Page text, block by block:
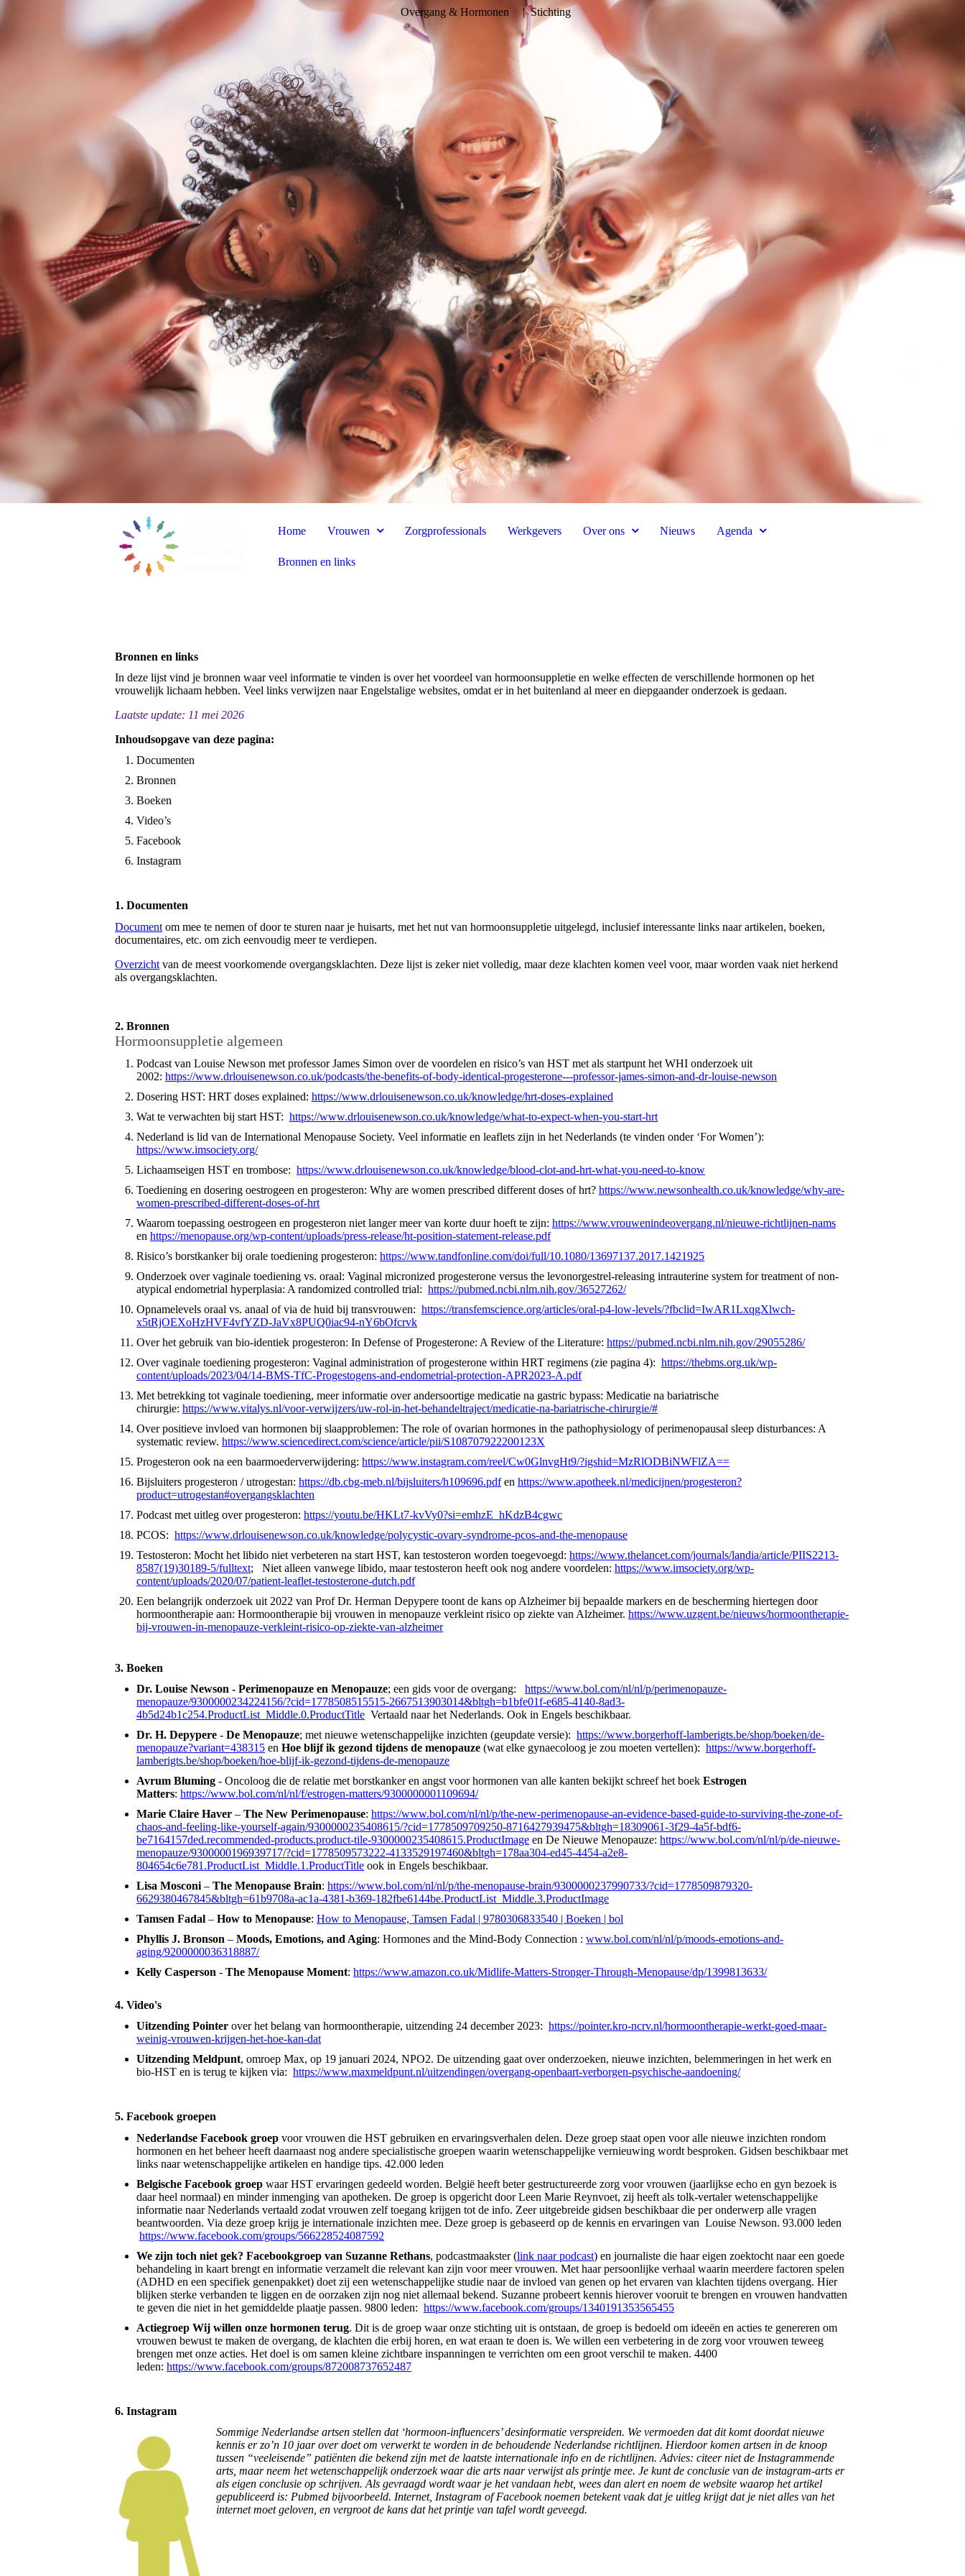
Overgang & Hormonen | Stichting
Home Vrouwen Zorgprofessionals Werkgevers Over ons Nieuws Agenda
Bronnen en links
Bronnen en links
In deze lijst vind je bronnen waar veel informatie te vinden is over het voordeel van hormoonsuppletie en welke effecten de verschillende hormonen op het
vrouwelijk lichaam hebben. Veel links verwijzen naar Engelstalige websites, omdat er in het buitenland al meer en diepgaander onderzoek is gedaan.
Laatste update: 11 mei 2026
Inhoudsopgave van deze pagina:
Documenten
Bronnen
Boeken
Video’s
Facebook
Instagram
1. Documenten
Document om mee te nemen of door te sturen naar je huisarts, met het nut van hormoonsuppletie uitgelegd, inclusief interessante links naar artikelen, boeken,
documentaires, etc. om zich eenvoudig meer te verdiepen.
Overzicht van de meest voorkomende overgangsklachten. Deze lijst is zeker niet volledig, maar deze klachten komen veel voor, maar worden vaak niet herkend
als overgangsklachten.
2. Bronnen
Hormoonsuppletie algemeen
Podcast van Louise Newson met professor James Simon over de voordelen en risico’s van HST met als startpunt het WHI onderzoek uit
2002: https://www.drlouisenewson.co.uk/podcasts/the-benefits-of-body-identical-progesterone---professor-james-simon-and-dr-louise-newson
Dosering HST: HRT doses explained: https://www.drlouisenewson.co.uk/knowledge/hrt-doses-explained
Wat te verwachten bij start HST: https://www.drlouisenewson.co.uk/knowledge/what-to-expect-when-you-start-hrt
Nederland is lid van de International Menopause Society. Veel informatie en leaflets zijn in het Nederlands (te vinden onder ‘For Women’):
https://www.imsociety.org/
Lichaamseigen HST en trombose: https://www.drlouisenewson.co.uk/knowledge/blood-clot-and-hrt-what-you-need-to-know
Toediening en dosering oestrogeen en progesteron: Why are women prescribed different doses of hrt? https://www.newsonhealth.co.uk/knowledge/why-are-
women-prescribed-different-doses-of-hrt
Waarom toepassing oestrogeen en progesteron niet langer meer van korte duur hoeft te zijn: https://www.vrouwenindeovergang.nl/nieuwe-richtlijnen-nams
en https://menopause.org/wp-content/uploads/press-release/ht-position-statement-release.pdf
Risico’s borstkanker bij orale toediening progesteron: https://www.tandfonline.com/doi/full/10.1080/13697137.2017.1421925
Onderzoek over vaginale toediening vs. oraal: Vaginal micronized progesterone versus the levonorgestrel-releasing intrauterine system for treatment of non-
atypical endometrial hyperplasia: A randomized controlled trial: https://pubmed.ncbi.nlm.nih.gov/36527262/
Opnamelevels oraal vs. anaal of via de huid bij transvrouwen: https://transfemscience.org/articles/oral-p4-low-levels/?fbclid=IwAR1LxqgXlwch-
x5tRjOEXoHzHVF4vfYZD-JaVx8PUQ0iac94-nY6bOfcrvk
Over het gebruik van bio-identiek progesteron: In Defense of Progesterone: A Review of the Literature: https://pubmed.ncbi.nlm.nih.gov/29055286/
Over vaginale toediening progesteron: Vaginal administration of progesterone within HRT regimens (zie pagina 4): https://thebms.org.uk/wp-
content/uploads/2023/04/14-BMS-TfC-Progestogens-and-endometrial-protection-APR2023-A.pdf
Met betrekking tot vaginale toediening, meer informatie over andersoortige medicatie na gastric bypass: Medicatie na bariatrische
chirurgie: https://www.vitalys.nl/voor-verwijzers/uw-rol-in-het-behandeltraject/medicatie-na-bariatrische-chirurgie/#
Over positieve invloed van hormonen bij slaapproblemen: The role of ovarian hormones in the pathophysiology of perimenopausal sleep disturbances: A
systematic review. https://www.sciencedirect.com/science/article/pii/S108707922200123X
Progesteron ook na een baarmoederverwijdering: https://www.instagram.com/reel/Cw0GlnvgHt9/?igshid=MzRlODBiNWFlZA==
Bijsluiters progesteron / utrogestan: https://db.cbg-meb.nl/bijsluiters/h109696.pdfen https://www.apotheek.nl/medicijnen/progesteron?
product=utrogestan#overgangsklachten
Podcast met uitleg over progesteron: https://youtu.be/HKLt7-kvVy0?si=emhzE_hKdzB4cgwc
PCOS: https://www.drlouisenewson.co.uk/knowledge/polycystic-ovary-syndrome-pcos-and-the-menopause
Testosteron: Mocht het libido niet verbeteren na start HST, kan testosteron worden toegevoegd: https://www.thelancet.com/journals/landia/article/PIIS2213-
8587(19)30189-5/fulltext; Niet alleen vanwege libido, maar testosteron heeft ook nog andere voordelen: https://www.imsociety.org/wp-
content/uploads/2020/07/patient-leaflet-testosterone-dutch.pdf
Een belangrijk onderzoek uit 2022 van Prof Dr. Herman Depypere toont de kans op Alzheimer bij bepaalde markers en de bescherming hiertegen door
hormoontherapie aan: Hormoontherapie bij vrouwen in menopauze verkleint risico op ziekte van Alzheimer. https://www.uzgent.be/nieuws/hormoontherapie-
bij-vrouwen-in-menopauze-verkleint-risico-op-ziekte-van-alzheimer
3. Boeken
Dr. Louise Newson - Perimenopauze en Menopauze; een gids voor de overgang: https://www.bol.com/nl/nl/p/perimenopauze-
menopauze/9300000234224156/?cid=1778508515515-2667513903014&bltgh=b1bfe01f-e685-4140-8ad3-
4b5d24b1c254.ProductList_Middle.0.ProductTitle Vertaald naar het Nederlands. Ook in Engels beschikbaar.
Dr. H. Depypere - De Menopauze; met nieuwe wetenschappelijke inzichten (geupdate versie): https://www.borgerhoff-lamberigts.be/shop/boeken/de-
menopauze?variant=438315 en Hoe blijf ik gezond tijdens de menopauze (wat elke gynaecoloog je zou moeten vertellen): https://www.borgerhoff-
lamberigts.be/shop/boeken/hoe-blijf-ik-gezond-tijdens-de-menopauze
Avrum Bluming - Oncoloog die de relatie met borstkanker en angst voor hormonen van alle kanten bekijkt schreef het boek Estrogen
Matters: https://www.bol.com/nl/nl/f/estrogen-matters/9300000001109694/
Marie Claire Haver – The New Perimenopause: https://www.bol.com/nl/nl/p/the-new-perimenopause-an-evidence-based-guide-to-surviving-the-zone-of-
chaos-and-feeling-like-yourself-again/9300000235408615/?cid=1778509709250-8716427939475&bltgh=18309061-3f29-4a5f-bdf6-
be7164157ded.recommended-products.product-tile-9300000235408615.ProductImage en De Nieuwe Menopauze: https://www.bol.com/nl/nl/p/de-nieuwe-
menopauze/9300000196939717/?cid=1778509573222-4133529197460&bltgh=178aa304-ed45-4454-a2e8-
804654c6e781.ProductList_Middle.1.ProductTitle ook in Engels beschikbaar.
Lisa Mosconi – The Menopause Brain: https://www.bol.com/nl/nl/p/the-menopause-brain/9300000237990733/?cid=1778509879320-
6629380467845&bltgh=61b9708a-ac1a-4381-b369-182fbe6144be.ProductList_Middle.3.ProductImage
Tamsen Fadal – How to Menopause: How to Menopause, Tamsen Fadal | 9780306833540 | Boeken | bol
Phyllis J. Bronson – Moods, Emotions, and Aging: Hormones and the Mind-Body Connection : www.bol.com/nl/nl/p/moods-emotions-and-
aging/9200000036318887/
Kelly Casperson - The Menopause Moment: https://www.amazon.co.uk/Midlife-Matters-Stronger-Through-Menopause/dp/1399813633/
4. Video's
Uitzending Pointer over het belang van hormoontherapie, uitzending 24 december 2023: https://pointer.kro-ncrv.nl/hormoontherapie-werkt-goed-maar-
weinig-vrouwen-krijgen-het-hoe-kan-dat
Uitzending Meldpunt, omroep Max, op 19 januari 2024, NPO2. De uitzending gaat over onderzoeken, nieuwe inzichten, belemmeringen in het werk en
bio-HST en is terug te kijken via: https://www.maxmeldpunt.nl/uitzendingen/overgang-openbaart-verborgen-psychische-aandoening/
5. Facebook groepen
Nederlandse Facebook groep voor vrouwen die HST gebruiken en ervaringsverhalen delen. Deze groep staat open voor alle nieuwe inzichten rondom
hormonen en het beheer heeft daarnaast nog andere specialistische groepen waarin wetenschappelijke vernieuwing wordt besproken. Gidsen beschikbaar met
links naar wetenschappelijke artikelen en handige tips. 42.000 leden
Belgische Facebook groep waar HST ervaringen gedeeld worden. België heeft beter gestructureerde zorg voor vrouwen (jaarlijkse echo en gyn bezoek is
daar heel normaal) en minder inmenging van apotheken. De groep is opgericht door Leen Marie Reynvoet, zij heeft als tolk-vertaler wetenschappelijke
informatie naar Nederlands vertaald zodat vrouwen zelf toegang krijgen tot de info. Zeer uitgebreide gidsen beschikbaar die per onderwerp alle vragen
beantwoorden. Via deze groep krijg je internationale inzichten mee. Deze groep is gebaseerd op de kennis en ervaringen van Louise Newson. 93.000 leden
https://www.facebook.com/groups/566228524087592
We zijn toch niet gek? Facebookgroep van Suzanne Rethans, podcastmaakster (link naar podcast) en journaliste die haar eigen zoektocht naar een goede
behandeling in kaart brengt en informatie verzamelt die relevant kan zijn voor meer vrouwen. Met haar persoonlijke verhaal waarin meerdere factoren spelen
(ADHD en een specifiek genenpakket) doet zij een wetenschappelijke studie naar de invloed van genen op het ervaren van klachten tijdens overgang. Hier
blijken sterke verbanden te liggen en de oorzaken zijn nog niet allemaal bekend. Suzanne probeert kennis hierover vooruit te brengen en vrouwen handvatten
te geven die niet in het gemiddelde plaatje passen. 9800 leden: https://www.facebook.com/groups/1340191353565455
Actiegroep Wij willen onze hormonen terug. Dit is de groep waar onze stichting uit is ontstaan, de groep is bedoeld om ideeën en acties te genereren om
vrouwen bewust te maken de overgang, de klachten die erbij horen, en wat eraan te doen is. We willen een verbetering in de zorg voor vrouwen teweeg
brengen met onze acties. Het doel is om samen kleine zichtbare inspanningen te verrichten om een groot verschil te maken. 4400
leden: https://www.facebook.com/groups/872008737652487
6. Instagram
Sommige Nederlandse artsen stellen dat ‘hormoon-influencers’ desinformatie verspreiden. We vermoeden dat dit komt doordat nieuwe
kennis er zo’n 10 jaar over doet om verwerkt te worden in de behoudende Nederlandse richtlijnen. Hierdoor komen artsen in de knoop
tussen “veeleisende” patiënten die bekend zijn met de laatste internationale info en de richtlijnen. Advies: citeer niet de Instagrammende
arts, maar neem het wetenschappelijk onderzoek waar die arts naar verwijst als printje mee. Je kunt de conclusie van de instagram-arts er
als eigen conclusie op schrijven. Als gevraagd wordt waar je het vandaan hebt, wees dan alert en noem de website waarop het artikel
gepubliceerd is: Pubmed bijvoorbeeld. Internet, Instagram of Facebook noemen betekent vaak dat je uitleg krijgt dat je niet alles van het
internet moet geloven, en vergroot de kans dat het printje van tafel wordt geveegd.